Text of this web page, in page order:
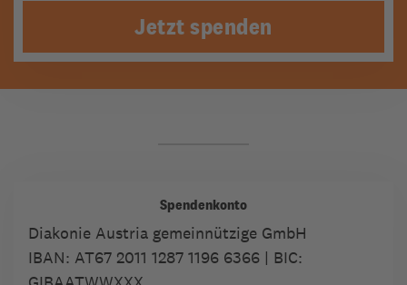
Jetzt spenden
Spendenkonto
Diakonie Austria gemeinnützige GmbH
IBAN: AT67 2011 1287 1196 6366 | BIC: